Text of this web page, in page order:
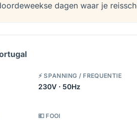
dagen waar je
⚡ SPANNING / FREQUENTIE
230V · 50Hz
💶 FOOI